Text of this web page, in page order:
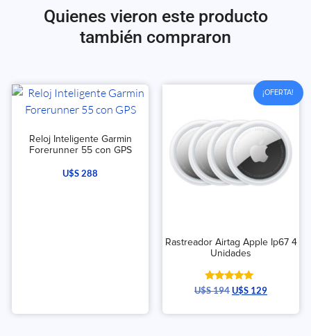
Quienes vieron este producto
también compraron
Reloj Inteligente Garmin
Forerunner 55 con GPS
U$S288
¡OFERTA!
Rastreador Airtag Apple Ip67 4
Unidades
Valorado
con
de 5
U$S194U$S 129